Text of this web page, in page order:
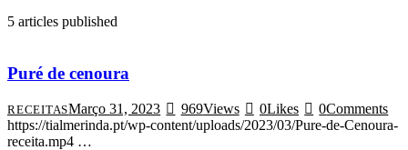
5 articles published
Puré de cenoura
RECEITASMarço 31, 2023 969Views 0Likes 0Comments
https://tialmerinda.pt/wp-content/uploads/2023/03/Pure-de-Cenoura-
receita.mp4 …